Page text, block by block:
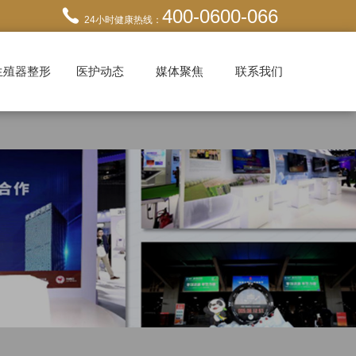
殖器整形 医护动态 媒体聚焦 联系我们
24小时健康热线： 400-0600-066